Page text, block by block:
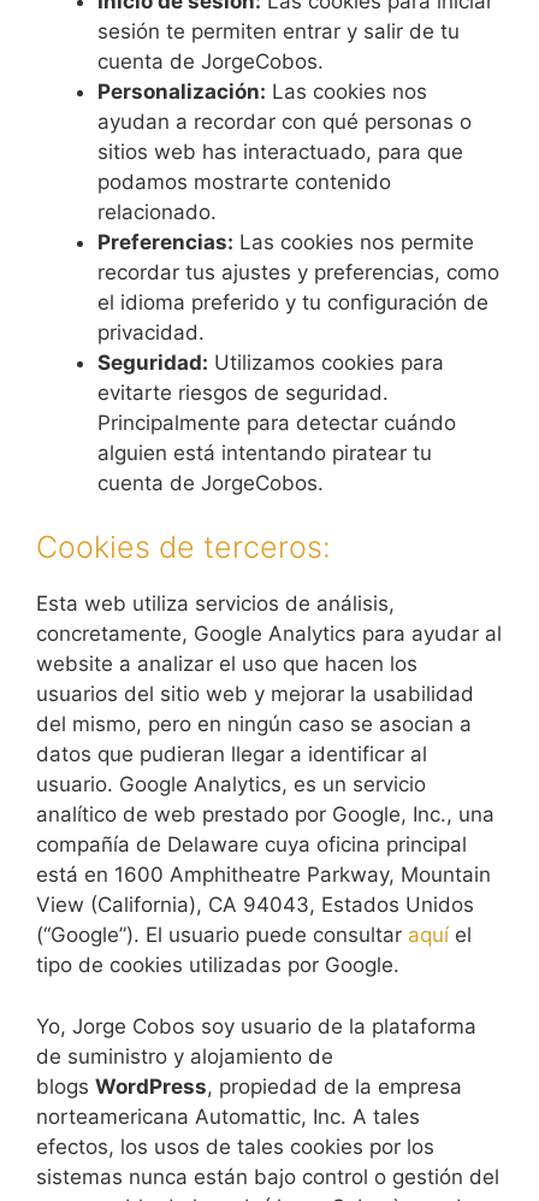
sesión te permiten entrar y salir de tu
cuenta de JorgeCobos.
Personalización: Las cookies nos
ayudan a recordar con qué personas o
sitios web has interactuado, para que
podamos mostrarte contenido
relacionado.
Preferencias: Las cookies nos permite
recordar tus ajustes y preferencias, como
el idioma preferido y tu configuración de
privacidad.
Seguridad: Utilizamos cookies para
evitarte riesgos de seguridad.
Principalmente para detectar cuándo
alguien está intentando piratear tu
cuenta de JorgeCobos.
Cookies de terceros:
Esta web utiliza servicios de análisis,
concretamente, Google Analytics para ayudar al
website a analizar el uso que hacen los
usuarios del sitio web y mejorar la usabilidad
del mismo, pero en ningún caso se asocian a
datos que pudieran llegar a identificar al
usuario. Google Analytics, es un servicio
analítico de web prestado por Google, Inc., una
compañía de Delaware cuya oficina principal
está en 1600 Amphitheatre Parkway, Mountain
View (California), CA 94043, Estados Unidos
(“Google”). El usuario puede consultar aquí el
tipo de cookies utilizadas por Google.
Yo, Jorge Cobos soy usuario de la plataforma
de suministro y alojamiento de
blogs WordPress, propiedad de la empresa
norteamericana Automattic, Inc. A tales
efectos, los usos de tales cookies por los
sistemas nunca están bajo control o gestión del